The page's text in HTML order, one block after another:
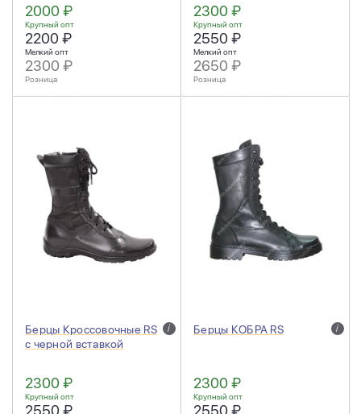
2000 ₽
Крупный опт
2200 ₽
Мелкий опт
2300 ₽
Розница
2300 ₽
Крупный опт
2550 ₽
Мелкий опт
2650 ₽
Розница
Берцы Кроссовочные RS
с черной вставкой
i
2300 ₽
Крупный опт
2550 ₽
Берцы КОБРА RS i
2300 ₽
Крупный опт
2550 ₽